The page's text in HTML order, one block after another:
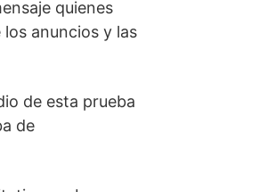
quienes
anuncios y las
de esta prueba
de